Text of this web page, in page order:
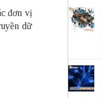
đơn vị
dữ